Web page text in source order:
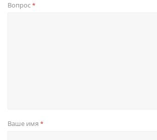
Вопрос*
Ваше имя *